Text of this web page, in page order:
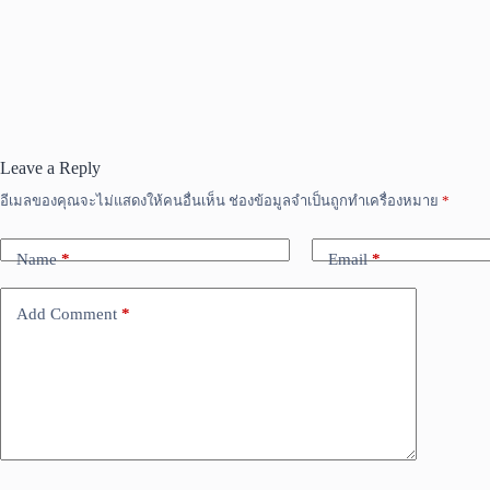
Leave a Reply
อีเมลของคุณจะไม่แสดงให้คนอื่นเห็น ช่องข้อมูลจำเป็นถูกทำเครื่องหมาย *
Name* Email*
Add Comment *